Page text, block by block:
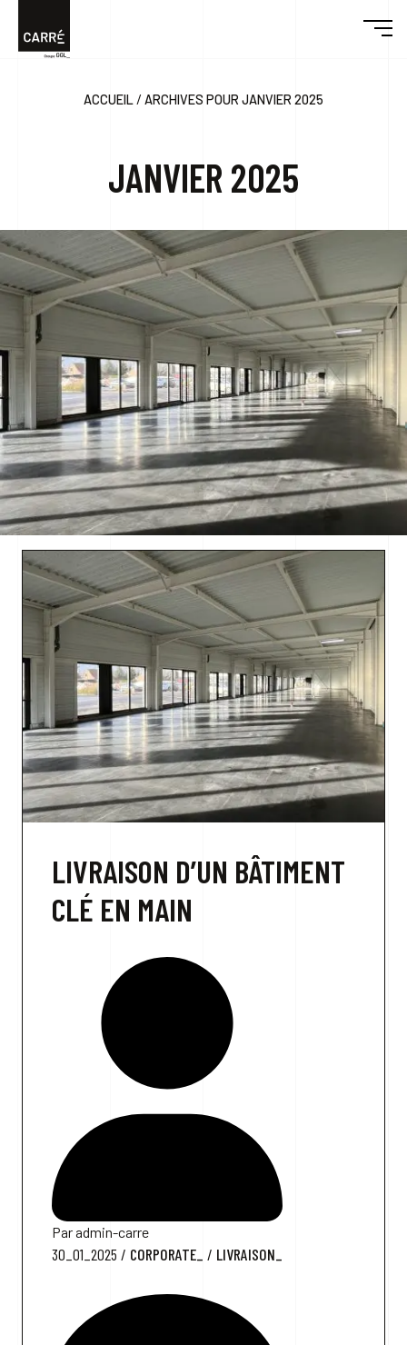
ENGAGEMENTS
RÉALISATIONS
DESIGN & BUILD
ACTUALITÉS
NOUS CONTACTER
ACCUEIL / ARCHIVES POUR JANVIER 2025
JANVIER 2025
LIVRAISON D’UN BÂTIMENT
CLÉ EN MAIN
Par admin-carre
30_01_2025 / CORPORATE_ / LIVRAISON_